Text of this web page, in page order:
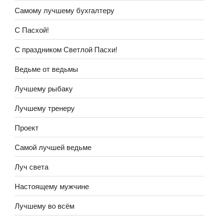
Самому лучшему бухгалтеру
С Пасхой!
С праздником Светлой Пасхи!
Ведьме от ведьмы
Лучшему рыбаку
Лучшему тренеру
Проект
Самой лучшей ведьме
Луч света
Настоящему мужчине
Лучшему во всём